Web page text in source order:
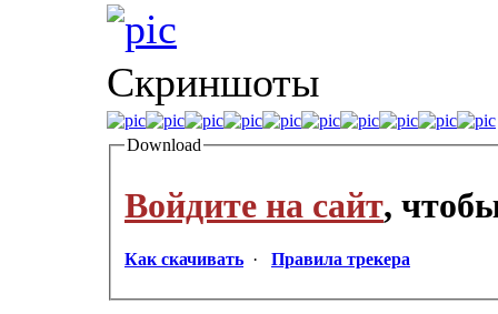
Скриншоты
Download
Войдите на сайт,
Как скачивать · Правила трекера